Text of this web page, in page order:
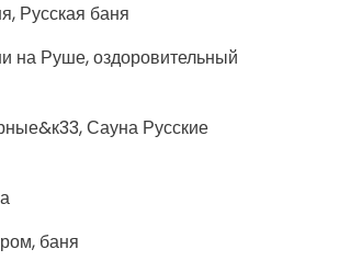
Русская баня
на Руше, оздоровительный
Сауна Русские
баня